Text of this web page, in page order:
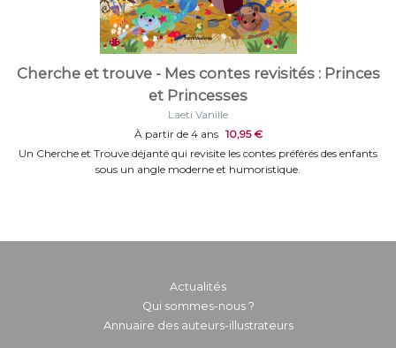
Cherche et trouve - Mes contes revisités : Princes
et Princesses
Laeti Vanille
À partir de 4 ans 10,95 €
Un Cherche et Trouve déjanté qui revisite les contes préférés des enfants
sous un angle moderne et humoristique.
Actualités
Qui sommes-nous ?
Annuaire des auteurs-illustrateurs